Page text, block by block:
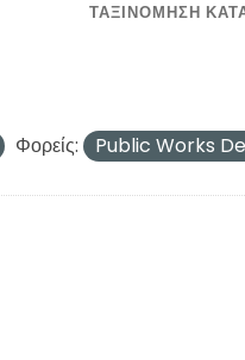
ΤΑΞΙΝΌΜΗΣΗ
Φορείς: Public Works